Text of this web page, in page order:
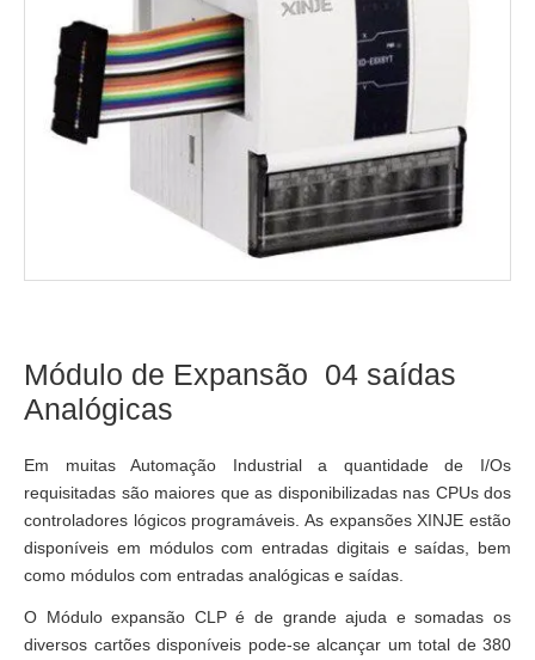
Módulo de Expansão 04 saídas
Analógicas
Em muitas Automação Industrial a quantidade de I/Os
requisitadas são maiores que as disponibilizadas nas CPUs dos
controladores lógicos programáveis. As expansões XINJE estão
disponíveis em módulos com entradas digitais e saídas, bem
como módulos com entradas analógicas e saídas.
O Módulo expansão CLP é de grande ajuda e somadas os
diversos cartões disponíveis pode-se alcançar um total de 380